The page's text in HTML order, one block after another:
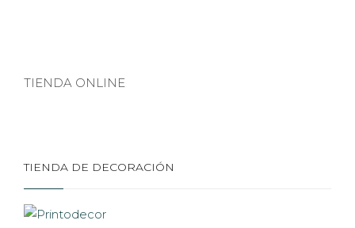
TIENDA ONLINE
TIENDA DE DECORACIÓN